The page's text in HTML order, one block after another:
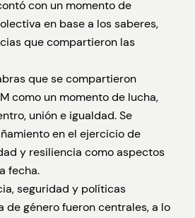
con un momento de
en base a los saberes,
que compartieron las
que se compartieron
como un momento de lucha,
unión e igualdad. Se
en el ejercicio de
y resiliencia como aspectos
fecha.
seguridad y políticas
de género fueron centrales, a lo